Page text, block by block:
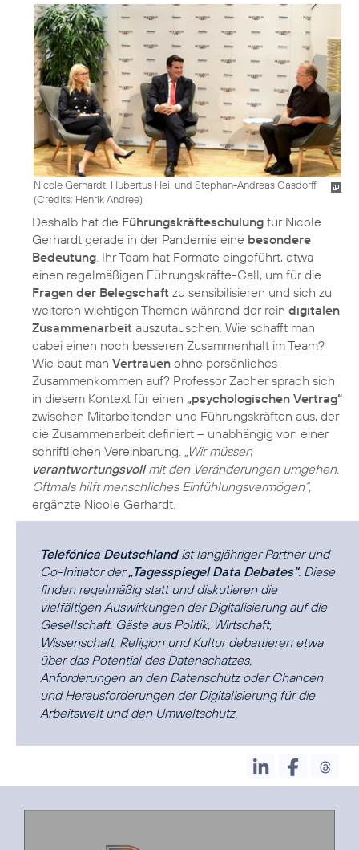
Nicole Gerhardt, Hubertus Heil und Stephan-Andreas Casdorff
(Credits: Henrik Andree)
Deshalb hat die Führungskräfteschulung für Nicole
Gerhardt gerade in der Pandemie eine besondere
Bedeutung. Ihr Team hat Formate eingeführt, etwa
einen regelmäßigen Führungskräfte-Call, um für die
Fragen der Belegschaft zu sensibilisieren und sich zu
weiteren wichtigen Themen während der rein digitalen
Zusammenarbeit auszutauschen. Wie schafft man
dabei einen noch besseren Zusammenhalt im Team?
Wie baut man Vertrauen ohne persönliches
Zusammenkommen auf? Professor Zacher sprach sich
in diesem Kontext für einen „psychologischen Vertrag“
zwischen Mitarbeitenden und Führungskräften aus, der
die Zusammenarbeit definiert – unabhängig von einer
schriftlichen Vereinbarung. „Wir müssen
verantwortungsvollmit den Veränderungen umgehen.
Oftmals hilft menschliches Einfühlungsvermögen“,
ergänzte Nicole Gerhardt.
Telefónica Deutschlandist langjähriger Partner und
Co-Initiator der„Tagesspiegel Data Debates“. Diese
finden regelmäßig statt und diskutieren die
vielfältigen Auswirkungen der Digitalisierung auf die
Gesellschaft. Gäste aus Politik, Wirtschaft,
Wissenschaft, Religion und Kultur debattieren etwa
über das Potential des Datenschatzes,
Anforderungen an den Datenschutz oder Chancen
und Herausforderungen der Digitalisierung für die
Arbeitswelt und den Umweltschutz.